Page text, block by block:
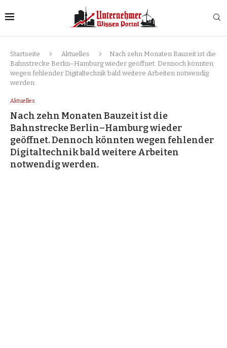
Startseite Aktuelles
Nach zehn Monaten Bauzeit ist die
Bahnstrecke Berlin–Hamburg wieder geöffnet. Dennoch könnten
wegen fehlender Digitaltechnik bald weitere Arbeiten notwendig
werden.
Aktuelles
Nach zehn Monaten Bauzeit ist die
Bahnstrecke Berlin–Hamburg wieder
geöffnet. Dennoch könnten wegen fehlender
Digitaltechnik bald weitere Arbeiten
notwendig werden.